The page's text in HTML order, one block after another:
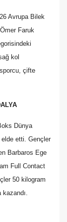
Avrupa Bilek
Faruk
kol
çifte
Dünya
elde etti. Gençler
Barbaros Ege
Full Contact
50 kilogram